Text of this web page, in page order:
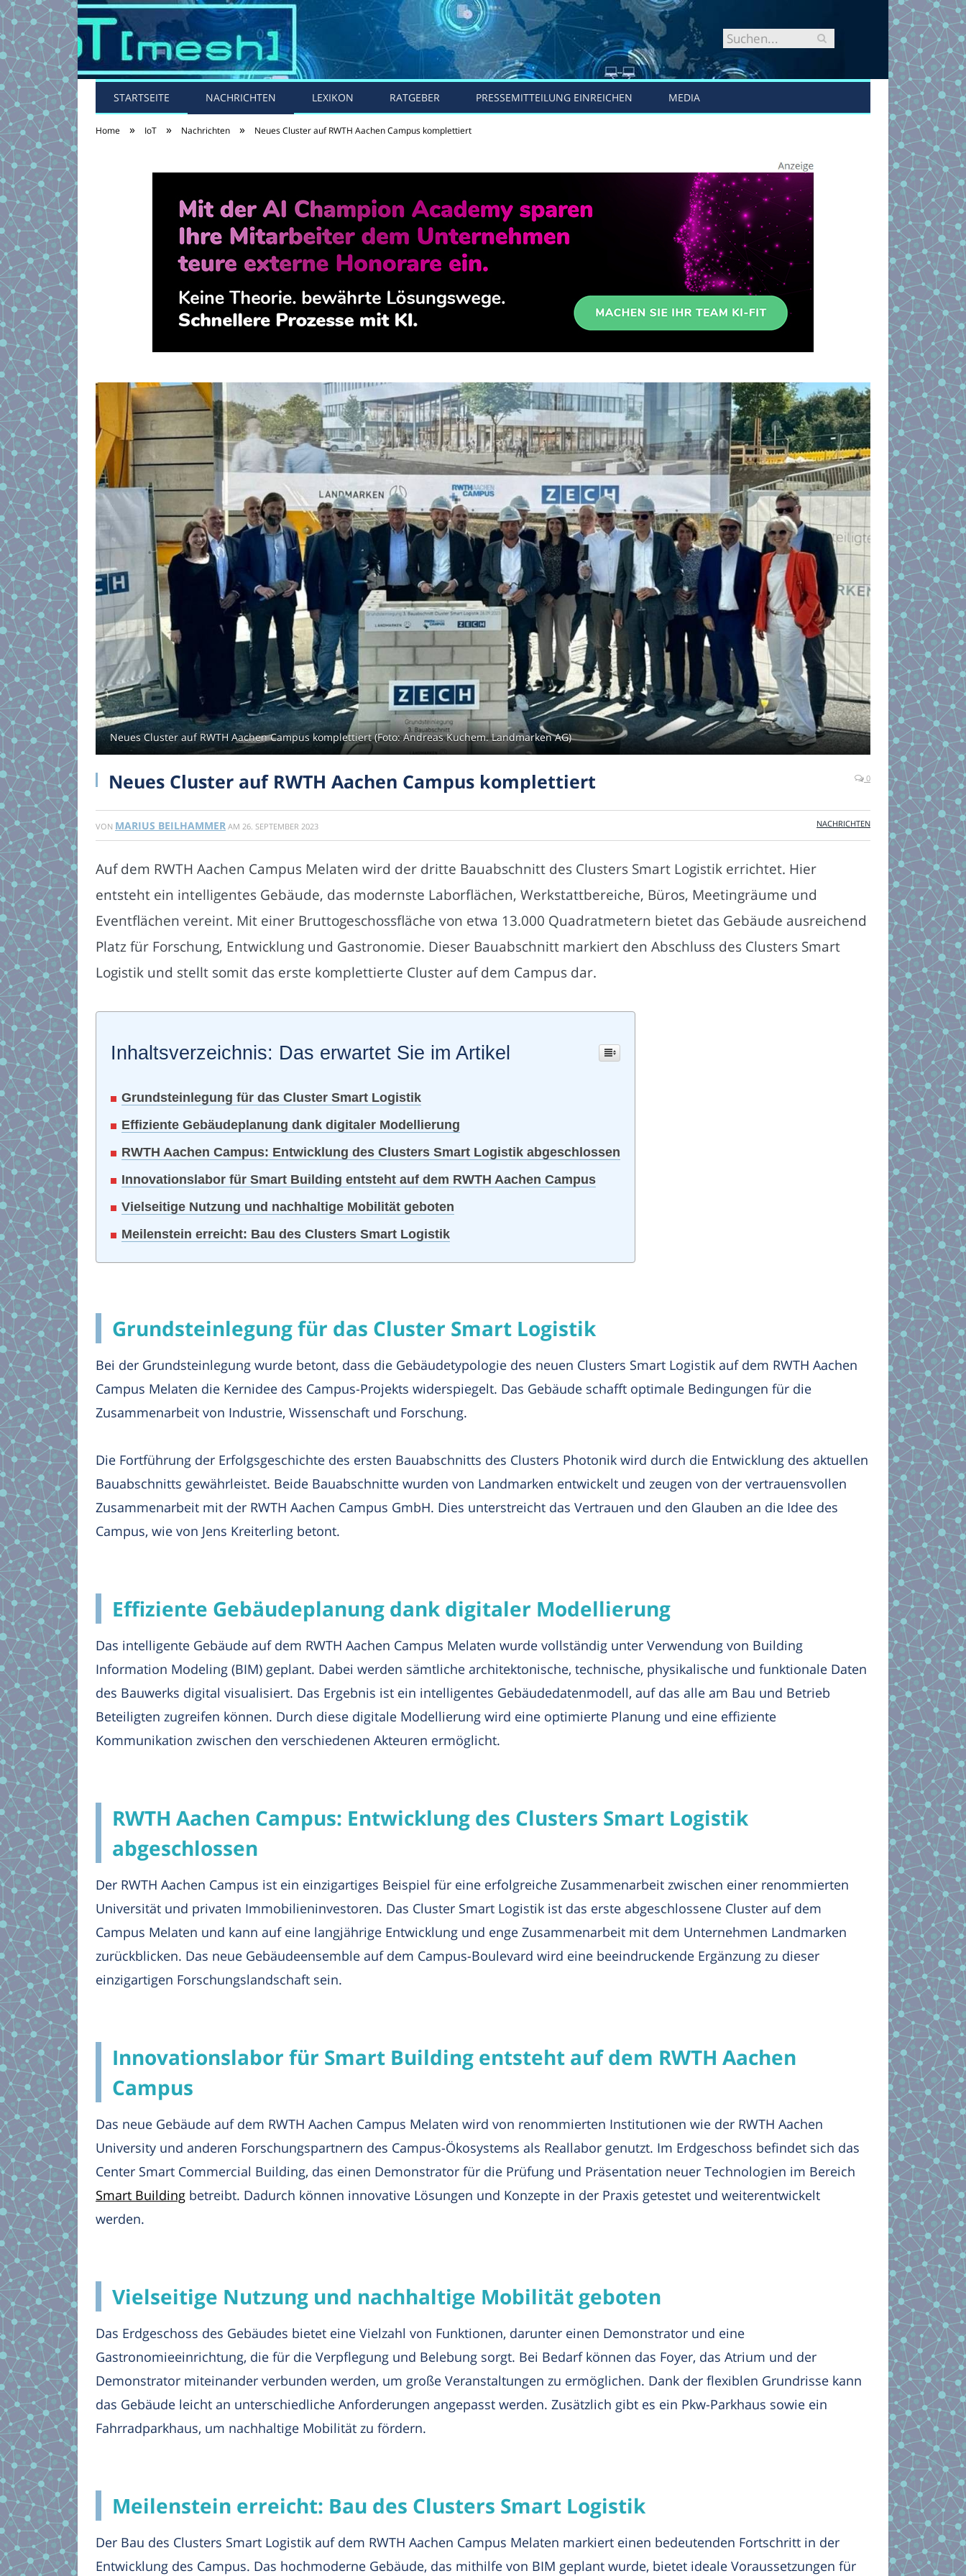
STARTSEITE NACHRICHTEN LEXIKON RATGEBER PRESSEMITTEILUNG EINREICHEN MEDIA
Home » IoT » Nachrichten » Neues Cluster auf RWTH Aachen Campus komplettiert
Neues Cluster auf RWTH Aachen Campus komplettiert (Foto: Andreas Kuchem. Landmarken AG)
Neues Cluster auf RWTH Aachen Campus komplettiert 0
VON MARIUS BEILHAMMER AM 26. SEPTEMBER 2023 NACHRICHTEN
Auf dem RWTH Aachen Campus Melaten wird der dritte Bauabschnitt des Clusters Smart Logistik errichtet. Hier
entsteht ein intelligentes Gebäude, das modernste Laborflächen, Werkstattbereiche, Büros, Meetingräume und
Eventflächen vereint. Mit einer Bruttogeschossfläche von etwa 13.000 Quadratmetern bietet das Gebäude ausreichend
Platz für Forschung, Entwicklung und Gastronomie. Dieser Bauabschnitt markiert den Abschluss des Clusters Smart
Logistik und stellt somit das erste komplettierte Cluster auf dem Campus dar.
Inhaltsverzeichnis: Das erwartet Sie im Artikel
Grundsteinlegung für das Cluster Smart Logistik
Effiziente Gebäudeplanung dank digitaler Modellierung
RWTH Aachen Campus: Entwicklung des Clusters Smart Logistik abgeschlossen
Innovationslabor für Smart Building entsteht auf dem RWTH Aachen Campus
Vielseitige Nutzung und nachhaltige Mobilität geboten
Meilenstein erreicht: Bau des Clusters Smart Logistik
Grundsteinlegung für das Cluster Smart Logistik
Bei der Grundsteinlegung wurde betont, dass die Gebäudetypologie des neuen Clusters Smart Logistik auf dem RWTH Aachen
Campus Melaten die Kernidee des Campus-Projekts widerspiegelt. Das Gebäude schafft optimale Bedingungen für die
Zusammenarbeit von Industrie, Wissenschaft und Forschung.
Die Fortführung der Erfolgsgeschichte des ersten Bauabschnitts des Clusters Photonik wird durch die Entwicklung des aktuellen
Bauabschnitts gewährleistet. Beide Bauabschnitte wurden von Landmarken entwickelt und zeugen von der vertrauensvollen
Zusammenarbeit mit der RWTH Aachen Campus GmbH. Dies unterstreicht das Vertrauen und den Glauben an die Idee des
Campus, wie von Jens Kreiterling betont.
Effiziente Gebäudeplanung dank digitaler Modellierung
Das intelligente Gebäude auf dem RWTH Aachen Campus Melaten wurde vollständig unter Verwendung von Building
Information Modeling (BIM) geplant. Dabei werden sämtliche architektonische, technische, physikalische und funktionale Daten
des Bauwerks digital visualisiert. Das Ergebnis ist ein intelligentes Gebäudedatenmodell, auf das alle am Bau und Betrieb
Beteiligten zugreifen können. Durch diese digitale Modellierung wird eine optimierte Planung und eine effiziente
Kommunikation zwischen den verschiedenen Akteuren ermöglicht.
RWTH Aachen Campus: Entwicklung des Clusters Smart Logistik
abgeschlossen
Der RWTH Aachen Campus ist ein einzigartiges Beispiel für eine erfolgreiche Zusammenarbeit zwischen einer renommierten
Universität und privaten Immobilieninvestoren. Das Cluster Smart Logistik ist das erste abgeschlossene Cluster auf dem
Campus Melaten und kann auf eine langjährige Entwicklung und enge Zusammenarbeit mit dem Unternehmen Landmarken
zurückblicken. Das neue Gebäudeensemble auf dem Campus-Boulevard wird eine beeindruckende Ergänzung zu dieser
einzigartigen Forschungslandschaft sein.
Innovationslabor für Smart Building entsteht auf dem RWTH Aachen
Campus
Das neue Gebäude auf dem RWTH Aachen Campus Melaten wird von renommierten Institutionen wie der RWTH Aachen
University und anderen Forschungspartnern des Campus-Ökosystems als Reallabor genutzt. Im Erdgeschoss befindet sich das
Center Smart Commercial Building, das einen Demonstrator für die Prüfung und Präsentation neuer Technologien im Bereich
Smart Building betreibt. Dadurch können innovative Lösungen und Konzepte in der Praxis getestet und weiterentwickelt
werden.
Vielseitige Nutzung und nachhaltige Mobilität geboten
Das Erdgeschoss des Gebäudes bietet eine Vielzahl von Funktionen, darunter einen Demonstrator und eine
Gastronomieeinrichtung, die für die Verpflegung und Belebung sorgt. Bei Bedarf können das Foyer, das Atrium und der
Demonstrator miteinander verbunden werden, um große Veranstaltungen zu ermöglichen. Dank der flexiblen Grundrisse kann
das Gebäude leicht an unterschiedliche Anforderungen angepasst werden. Zusätzlich gibt es ein Pkw-Parkhaus sowie ein
Fahrradparkhaus, um nachhaltige Mobilität zu fördern.
Meilenstein erreicht: Bau des Clusters Smart Logistik
Der Bau des Clusters Smart Logistik auf dem RWTH Aachen Campus Melaten markiert einen bedeutenden Fortschritt in der
Entwicklung des Campus. Das hochmoderne Gebäude, das mithilfe von BIM geplant wurde, bietet ideale Voraussetzungen für